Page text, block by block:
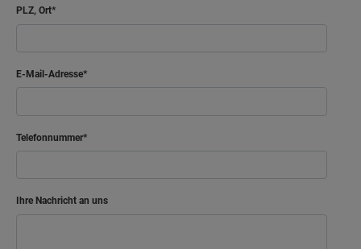
Netto-Raumfläche
Arbeiten
Bad
Kind
PLZ, Ort
E-Mail-Adresse
Telefonnummer
Ihre Nachricht an uns